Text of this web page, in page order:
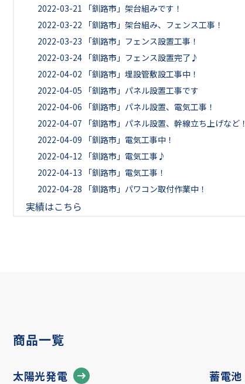
2022-03-21
「釧路市」架台組みです！
2022-03-22
「釧路市」架台組み、フェンス工事！
2022-03-23
「釧路市」フェンス設置工事！
2022-03-24 「釧路市」フェンス設置完了♪
2022-04-02
「釧路市」埋設管敷設工事中！
2022-04-05
「釧路市」パネル設置工事です
2022-04-06
「釧路市」パネル設置、電気工事！
2022-04-07
「釧路市」パネル設置、幹線立ち上げなど！
2022-04-09
「釧路市」電気工事中！
2022-04-12
「釧路市」電気工事♪
2022-04-13
「釧路市」電気工事！
2022-04-28
「釧路市」パワコン取付作業中！
実績はこちら
商品一覧
太陽光発電 蓄電池